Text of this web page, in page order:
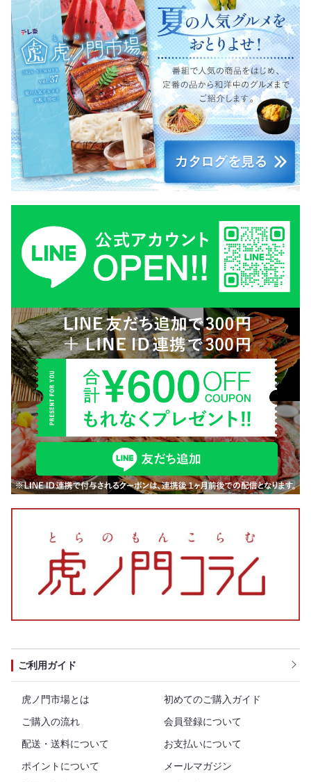
ご利用ガイド
虎ノ門市場とは
初めてのご購入ガイド
ご購入の流れ
会員登録について
配送・送料について
お支払いについて
ポイントについて
メールマガジン